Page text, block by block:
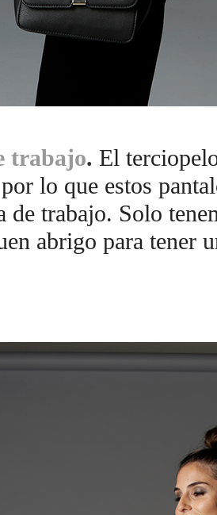
trabajo. El
lo que estos
de trabajo. Solo
abrigo para tener